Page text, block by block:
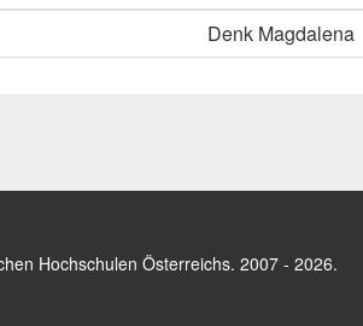
Denk Magdalena
Hochschulen Österreichs. 2007 - 2026.